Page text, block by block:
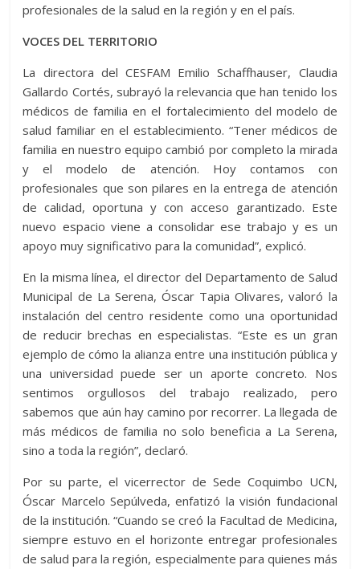
profesionales de la salud en la región y en el país.
VOCES DEL TERRITORIO
La directora del CESFAM Emilio Schaffhauser, Claudia
Gallardo Cortés, subrayó la relevancia que han tenido los
médicos de familia en el fortalecimiento del modelo de
salud familiar en el establecimiento. “Tener médicos de
familia en nuestro equipo cambió por completo la mirada
y el modelo de atención. Hoy contamos con
profesionales que son pilares en la entrega de atención
de calidad, oportuna y con acceso garantizado. Este
nuevo espacio viene a consolidar ese trabajo y es un
apoyo muy significativo para la comunidad”, explicó.
En la misma línea, el director del Departamento de Salud
Municipal de La Serena, Óscar Tapia Olivares, valoró la
instalación del centro residente como una oportunidad
de reducir brechas en especialistas. “Este es un gran
ejemplo de cómo la alianza entre una institución pública y
una universidad puede ser un aporte concreto. Nos
sentimos orgullosos del trabajo realizado, pero
sabemos que aún hay camino por recorrer. La llegada de
más médicos de familia no solo beneficia a La Serena,
sino a toda la región”, declaró.
Por su parte, el vicerrector de Sede Coquimbo UCN,
Óscar Marcelo Sepúlveda, enfatizó la visión fundacional
de la institución. “Cuando se creó la Facultad de Medicina,
siempre estuvo en el horizonte entregar profesionales
de salud para la región, especialmente para quienes más